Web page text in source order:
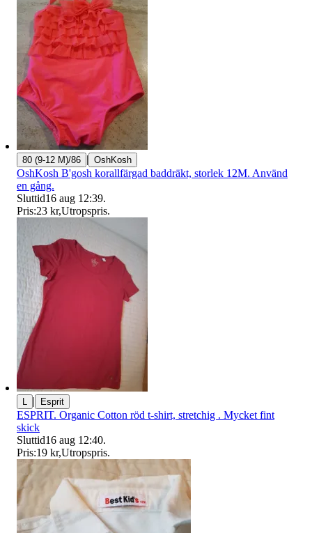
80 (9-12 M)/86 | OshKosh
OshKosh B'gosh korallfärgad baddräkt, storlek 12M. Använd
en gång.
Sluttid16 aug 12:39.
Pris:23 kr,Utropspris.
| Esprit
ESPRIT. Organic Cotton röd t-shirt, stretchig . Mycket fint
skick
Sluttid16 aug 12:40.
Pris:19 kr,Utropspris.